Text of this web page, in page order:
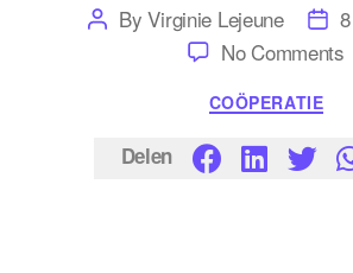
Post
author
ByVirginie Lejeune
date
No Commentson
Categories
COÖPERATIE
Delen